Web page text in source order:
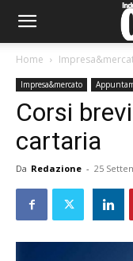
Home
Impresa&mercato
Corsi
cartaria
Da Redazione - 25